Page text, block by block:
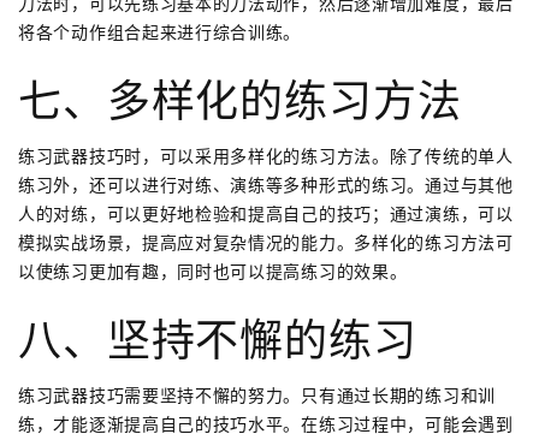
将各个动作组合起来进行综合训练。
七、多样化的练习方法
练习武器技巧时，可以采用多样化的练习方法。除了传统的单人
练习外，还可以进行对练、演练等多种形式的练习。通过与其他
人的对练，可以更好地检验和提高自己的技巧；通过演练，可以
模拟实战场景，提高应对复杂情况的能力。多样化的练习方法可
以使练习更加有趣，同时也可以提高练习的效果。
八、坚持不懈的练习
练习武器技巧需要坚持不懈的努力。只有通过长期的练习和训
练，才能逐渐提高自己的技巧水平。在练习过程中，可能会遇到